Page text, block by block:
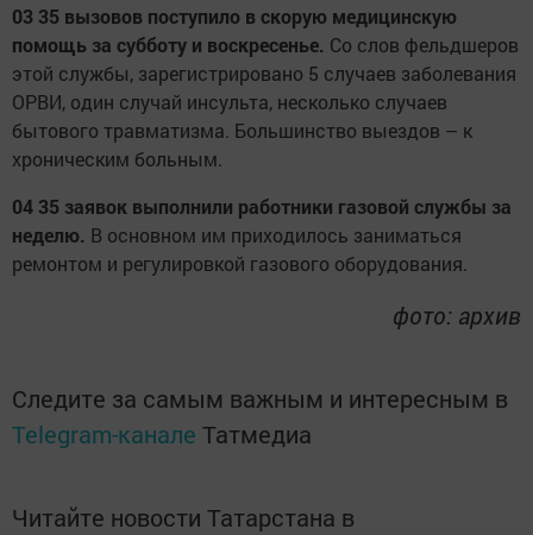
03 35 вызовов поступило в скорую медицинскую
помощь за субботу и воскресенье. Со слов фельдшеров
этой службы, зарегистрировано 5 случаев заболевания
ОРВИ, один случай инсульта, несколько случаев
бытового травматизма. Большинство выездов – к
хроническим больным.
04 35 заявок выполнили работники газовой службы за
неделю. В основном им приходилось заниматься
ремонтом и регулировкой газового оборудования.
фото: архив
Следите за самым важным и интересным в
Telegram-канале Татмедиа
Читайте новости Татарстана в